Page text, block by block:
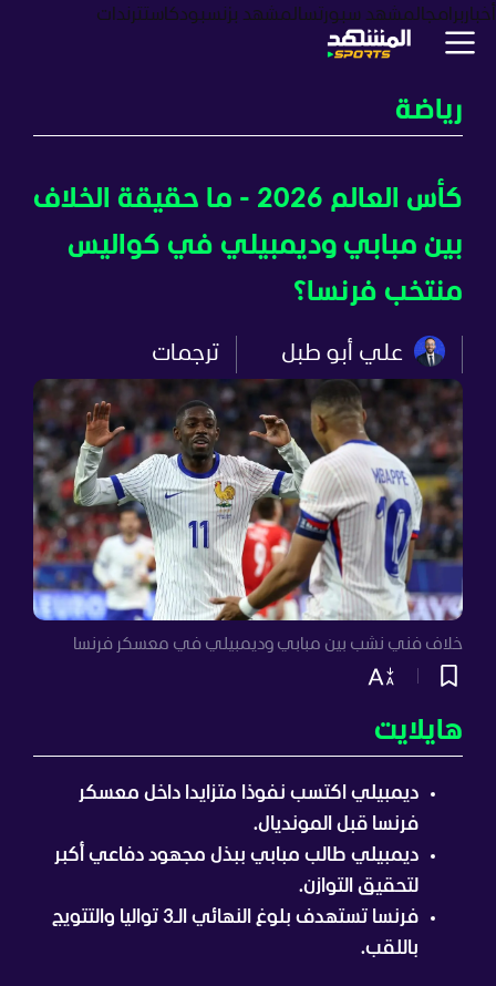
أخبار برامجالمشهد سبورتسالمشهد بزنسبودكاستترندات
رياضة
كأس العالم 2026 - ما حقيقة الخلاف
بين مبابي وديمبيلي في كواليس
منتخب فرنسا؟
علي أبو طبل ترجمات
خلاف فني نشب بين مبابي وديمبيلي في معسكر فرنسا
هايلايت
ديمبيلي اكتسب نفوذا متزايدا داخل معسكر
فرنسا قبل المونديال.
ديمبيلي طالب مبابي ببذل مجهود دفاعي أكبر
لتحقيق التوازن.
فرنسا تستهدف بلوغ النهائي الـ3 تواليا والتتويج
باللقب.